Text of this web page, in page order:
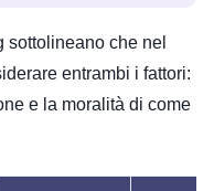
sottolineano che nel
entrambi i fattori:
e la moralità di come